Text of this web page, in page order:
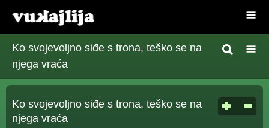
Ko svojevoljno siđe s trona, teško se na
njega vraća
Ko svojevoljno siđe s trona, teško se na
njega vraća